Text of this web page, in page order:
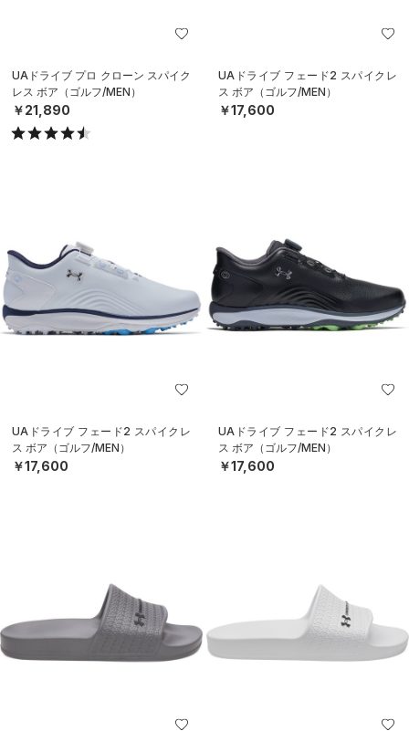
UAドライブ プロ クローン スパイク
レス ボア（ゴルフ/MEN）
￥21,890
UAドライブ フェード2 スパイクレ
ス ボア（ゴルフ/MEN）
￥17,600
UAドライブ フェード2 スパイクレ
ス ボア（ゴルフ/MEN）
￥17,600
UAドライブ フェード2 スパイクレ
ス ボア（ゴルフ/MEN）
￥17,600